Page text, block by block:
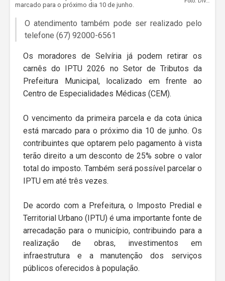
marcado para o próximo dia 10 de junho.
O atendimento também pode ser realizado pelo
telefone (67) 92000-6561
Os moradores de Selvíria já podem retirar os
carnês do IPTU 2026 no Setor de Tributos da
Prefeitura Municipal, localizado em frente ao
Centro de Especialidades Médicas (CEM).
O vencimento da primeira parcela e da cota única
está marcado para o próximo dia 10 de junho. Os
contribuintes que optarem pelo pagamento à vista
terão direito a um desconto de 25% sobre o valor
total do imposto. Também será possível parcelar o
IPTU em até três vezes.
De acordo com a Prefeitura, o Imposto Predial e
Territorial Urbano (IPTU) é uma importante fonte de
arrecadação para o município, contribuindo para a
realização de obras, investimentos em
infraestrutura e a manutenção dos serviços
públicos oferecidos à população.